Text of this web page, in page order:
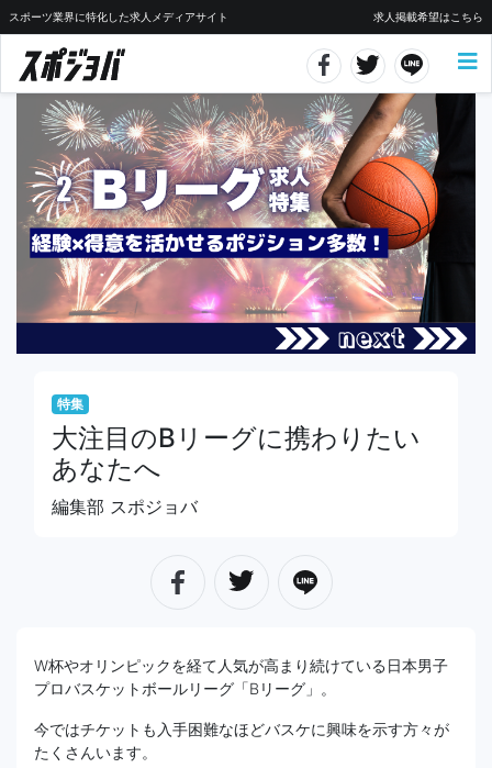
スポーツ業界に特化した求人メディアサイト 求人掲載希望はこちら
特集
大注目のBリーグに携わりたい
あなたへ
編集部 スポジョバ
W杯やオリンピックを経て人気が高まり続けている日本男子
プロバスケットボールリーグ「Bリーグ」。
今ではチケットも入手困難なほどバスケに興味を示す方々が
たくさんいます。